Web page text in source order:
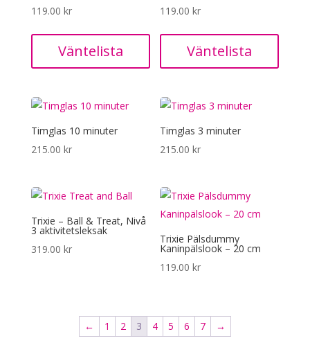
119.00 kr
Väntelista
119.00kr
Väntelista
Timglas 10 minuter
215.00 kr
Timglas 3 minuter
215.00kr
Trixie – Ball & Treat, Nivå
3 aktivitetsleksak
319.00 kr
Trixie Pälsdummy
Kaninpälslook – 20 cm
119.00kr
← 1 2 3 4 5 6 7 →